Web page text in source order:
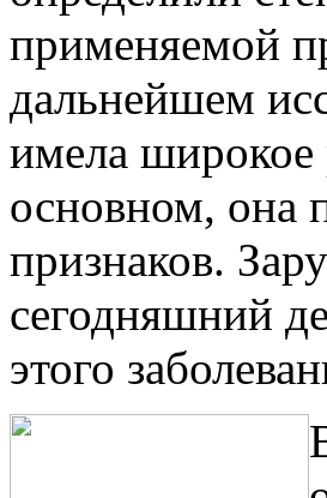
применяемой
дальнейшем
имела широкое
основном, она
признаков.
сегодняшний
этого